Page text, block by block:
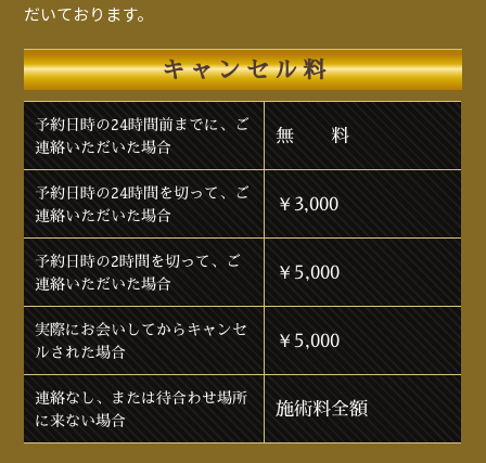
だいております。
キャンセル料
予約日時の24時間前までに、ご
連絡いただいた場合
無 料
予約日時の24時間を切って、ご
連絡いただいた場合
￥3,000
予約日時の2時間を切って、ご
連絡いただいた場合
￥5,000
実際にお会いしてからキャンセ
ルされた場合
￥5,000
連絡なし、または待合わせ場所
に来ない場合
施術料全額